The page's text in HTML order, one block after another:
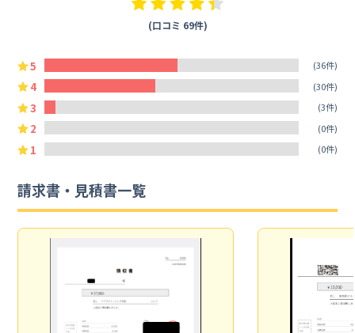
(口コミ 69件)
5 (36件)
4 (30件)
3 (3件)
2 (0件)
1 (0件)
請求書・見積書一覧